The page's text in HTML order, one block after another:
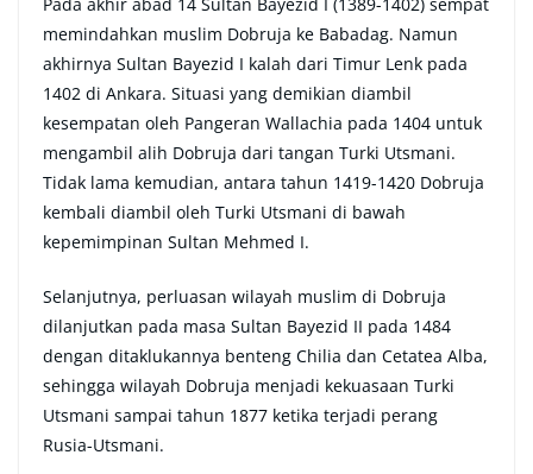
memindahkan muslim Dobruja ke Babadag. Namun
akhirnya Sultan Bayezid I kalah dari Timur Lenk pada
1402 di Ankara. Situasi yang demikian diambil
kesempatan oleh Pangeran Wallachia pada 1404 untuk
mengambil alih Dobruja dari tangan Turki Utsmani.
Tidak lama kemudian, antara tahun 1419-1420 Dobruja
kembali diambil oleh Turki Utsmani di bawah
kepemimpinan Sultan Mehmed I.
Selanjutnya, perluasan wilayah muslim di Dobruja
dilanjutkan pada masa Sultan Bayezid II pada 1484
dengan ditaklukannya benteng Chilia dan Cetatea Alba,
sehingga wilayah Dobruja menjadi kekuasaan Turki
Utsmani sampai tahun 1877 ketika terjadi perang
Rusia-Utsmani.